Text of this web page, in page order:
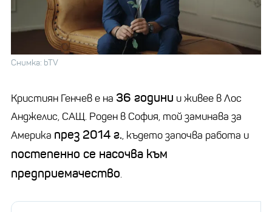
Снимка: bTV
Кристиян Генчев е на 36 години и живее в Лос
Анджелис, САЩ. Роден в София, той заминава за
Америка през 2014 г., където започва работа и
постепенно се насочва към
предприемачество.